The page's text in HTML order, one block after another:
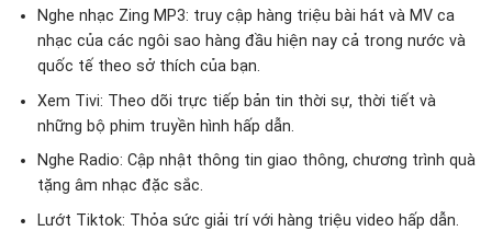
Nghe nhạc Zing MP3: truy cập hàng triệu bài hát và MV ca
nhạc của các ngôi sao hàng đầu hiện nay cả trong nước và
quốc tế theo sở thích của bạn.
Xem Tivi: Theo dõi trực tiếp bản tin thời sự, thời tiết và
những bộ phim truyền hình hấp dẫn.
Nghe Radio: Cập nhật thông tin giao thông, chương trình quà
tặng âm nhạc đặc sắc.
Lướt Tiktok: Thỏa sức giải trí với hàng triệu video hấp dẫn.